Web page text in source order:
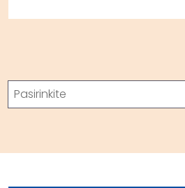
Paieška
Pasirinkite